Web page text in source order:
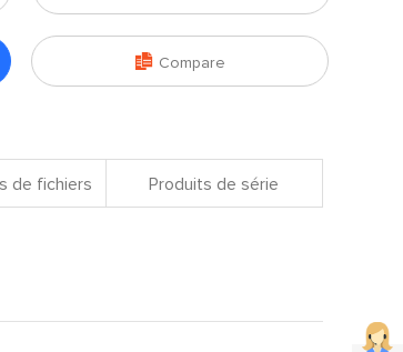
 Compare
de fichiers Produits de série